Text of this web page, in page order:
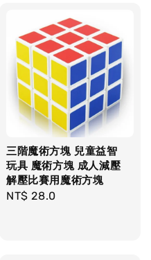
三階魔術方塊 兒童益智
玩具 魔術方塊 成人減壓
解壓比賽用魔術方塊
Regular
NT$ 28.0